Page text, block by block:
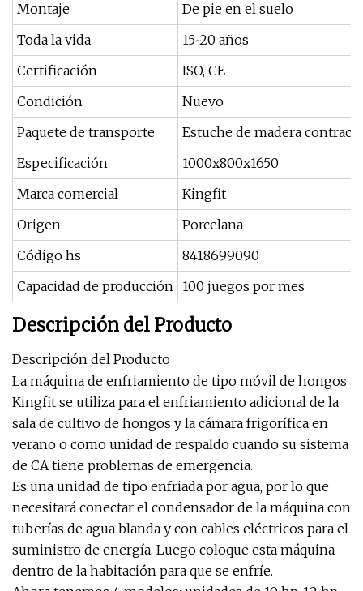
Montaje
De pie en el suelo
Toda la vida
15~20 años
Certificación
ISO, CE
Condición
Nuevo
Paquete de transporte
Estuche de madera
Especificación
1000x800x1650
Marca comercial
Kingfit
Origen
Porcelana
Código hs
8418699090
Capacidad de producción 100 juegos por mes
Descripción del Producto
Descripción del Producto
La máquina de enfriamiento de tipo móvil de hongos
Kingfit se utiliza para el enfriamiento adicional de la
sala de cultivo de hongos y la cámara frigorífica en
verano o como unidad de respaldo cuando su sistema
de CA tiene problemas de emergencia.
Es una unidad de tipo enfriada por agua, por lo que
necesitará conectar el condensador de la máquina con
tuberías de agua blanda y con cables eléctricos para el
suministro de energía. Luego coloque esta máquina
dentro de la habitación para que se enfríe.